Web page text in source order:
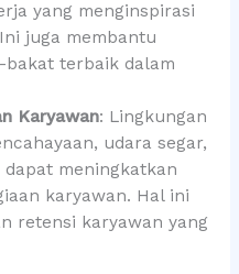
yang menginspirasi
juga membantu
terbaik dalam
Karyawan: Lingkungan
udara segar,
dapat meningkatkan
karyawan. Hal ini
retensi karyawan yang